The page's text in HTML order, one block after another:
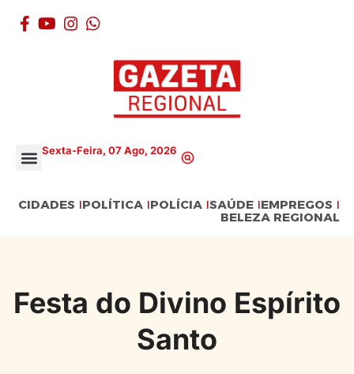
Sexta-Feira, 07 Ago, 2026
CIDADES POLÍTICA POLÍCIA SAÚDE EMPREGOS
BELEZA REGIONAL
Festa do Divino Espírito
Santo